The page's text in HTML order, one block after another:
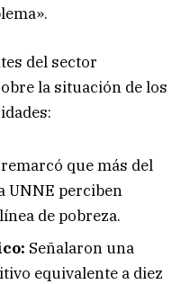
del sector
la situación de los
remarcó que más del
UNNE perciben
de pobreza.
Señalaron una
equivalente a diez